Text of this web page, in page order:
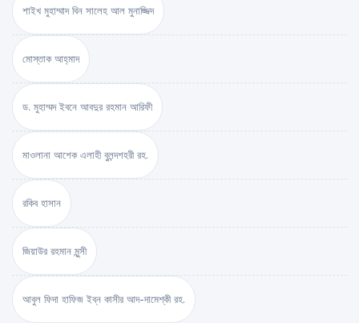
শাইখ মুহাম্মাদ বিন সালেহ আল মুনাজ্জিদ
মোস্তাক আহ্‌মাদ
ড. মুহাম্মদ ইবনে আবদুর রহমান আরিফী
মাওলানা আশেক এলাহী বুলন্দশহরী রহ.
রকিব হাসান
জিয়াউর রহমান মুন্সী
আবুল ফিদা হাফিজ ইব্‌ন কাসীর আদ-দামেশ্‌কী রহ.